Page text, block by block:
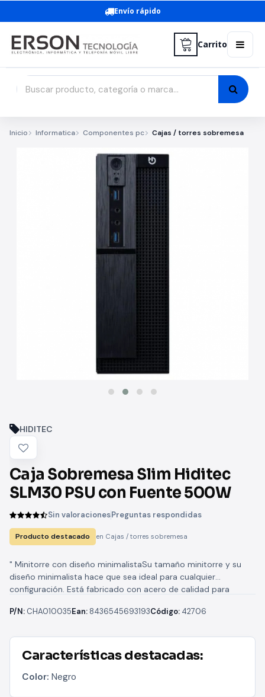
Envío rápido
Carrito
Inicio Informatica Componentes pc Cajas / torres sobremesa
HIDITEC
Caja Sobremesa Slim Hiditec
SLM30 PSU con Fuente 500W
Sin valoracionesPreguntas respondidas
Producto destacado en Cajas / torres sobremesa
" Minitorre con diseño minimalistaSu tamaño minitorre y su
diseño minimalista hace que sea ideal para cualquier
configuración. Está fabricado con acero de calidad para
P/N: CHA010035Ean: 8436545693193Código: 42706
Características destacadas:
Color: Negro